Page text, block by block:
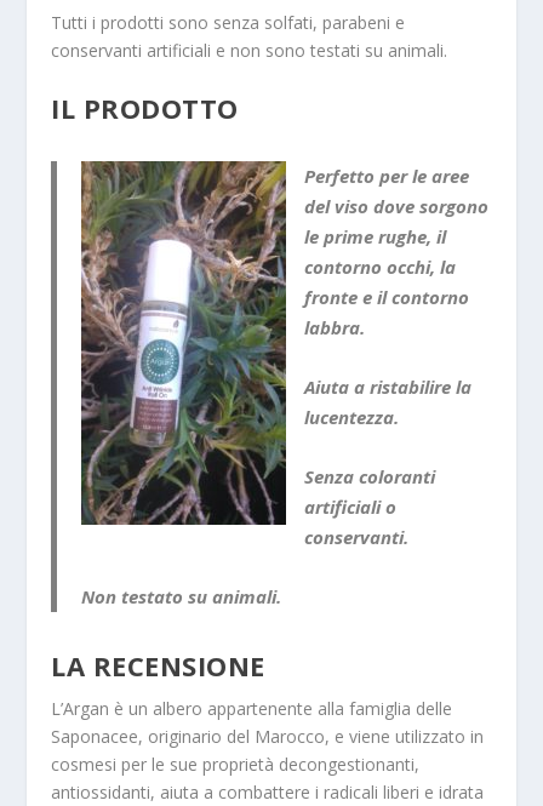
Tutti i prodotti sono senza solfati, parabeni e
conservanti artificiali e non sono testati su animali.
IL PRODOTTO
Perfetto per le aree
del viso dove sorgono
le prime rughe, il
contorno occhi, la
fronte e il contorno
labbra.
Aiuta a ristabilire la
lucentezza.
Senza coloranti
artificiali o
conservanti.
Non testato su animali.
LA RECENSIONE
L’Argan è un albero appartenente alla famiglia delle
Saponacee, originario del Marocco, e viene utilizzato in
cosmesi per le sue proprietà decongestionanti,
antiossidanti, aiuta a combattere i radicali liberi e idrata